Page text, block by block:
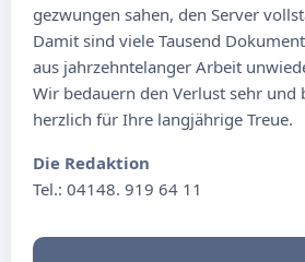
gezwungen sahen, den Server
Damit sind viele Tausend
aus jahrzehntelanger Arbeit
Wir bedauern den Verlust sehr und
herzlich für Ihre langjährige Treue.
Die Redaktion
Tel.: 04148. 919 64 11